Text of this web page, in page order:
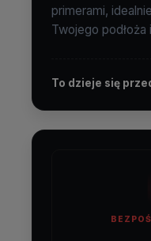
primerami,
Twojego podłoża
To dzieje się